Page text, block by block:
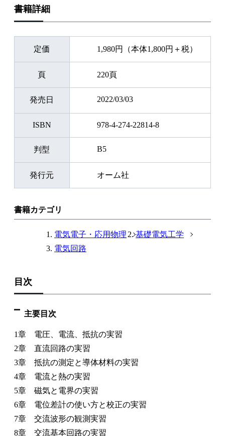
書籍詳細
定価 1,980円（本体1,800円＋税）
頁 220頁
発売日 2022/03/03
ISBN 978-4-274-22814-8
判型 B5
発行元 オーム社
書籍カテゴリ
電気電子・応用物理
基礎電気工学
電気回路
目次
主要目次
1章 電圧、電流、抵抗の実習
2章 直流回路の実習
3章 抵抗の測定と導体材料の実習
4章 電流と熱の実習
5章 磁気と電界の実習
6章 電位差計の使い方と校正の実習
7章 交流波形の観測実習
8章 交流基本回路の実習